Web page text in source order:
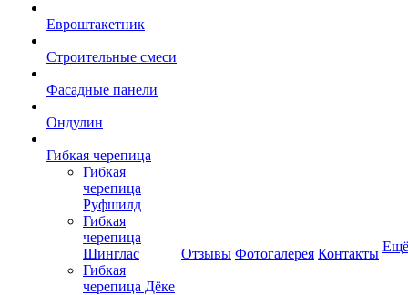
Евроштакетник
Строительные смеси
Фасадные панели
Ондулин
Гибкая черепица
Гибкая
черепица
Руфшилд
Гибкая
черепица
Шинглас
Гибкая
черепица Дёке
Отзывы Фотогалерея Контакты Ещё